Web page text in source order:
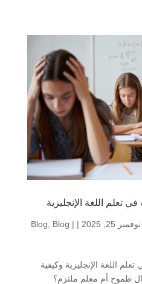
تعلم اللغة الإنجليزية
نوفمبر 25, 2025 |
Blog Blog |
اللغة الإنجليزية وكيفية
طموح أم معلم ملتزم؟